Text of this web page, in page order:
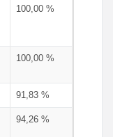
100,00 %
100,00 %
91,83 %
94,26 %